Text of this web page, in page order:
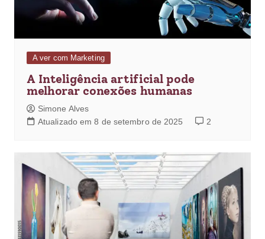
A ver com Marketing
A Inteligência artificial pode
melhorar conexões humanas
Simone Alves
Atualizado em 8 de setembro de 2025
2